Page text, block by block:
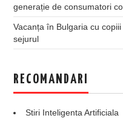
generație de consumatori
Vacanța în Bulgaria cu
sejurul
RECOMANDARI
Stiri Inteligenta Artificiala